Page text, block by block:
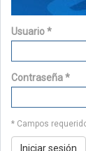
Usuario*
Contraseña*
* Campos